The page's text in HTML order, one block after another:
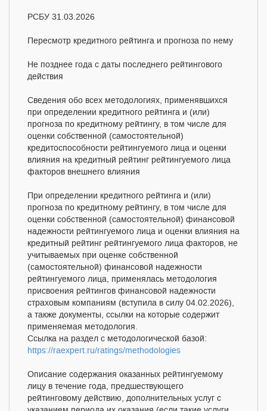
РСБУ 31.03.2026
Пересмотр кредитного рейтинга и прогноза по нему
Не позднее года с даты последнего рейтингового
действия
Сведения обо всех методологиях, применявшихся
при определении кредитного рейтинга и (или)
прогноза по кредитному рейтингу, в том числе для
оценки собственной (самостоятельной)
кредитоспособности рейтингуемого лица и оценки
влияния на кредитный рейтинг рейтингуемого лица
факторов внешнего влияния
При определении кредитного рейтинга и (или)
прогноза по кредитному рейтингу, в том числе для
оценки собственной (самостоятельной) финансовой
надежности рейтингуемого лица и оценки влияния на
кредитный рейтинг рейтингуемого лица факторов, не
учитываемых при оценке собственной
(самостоятельной) финансовой надежности
рейтингуемого лица, применялась методология
присвоения рейтингов финансовой надежности
страховым компаниям (вступила в силу 04.02.2026),
а также документы, ссылки на которые содержит
применяемая методология.
Ссылка на раздел с методологической базой:
https://raexpert.ru/ratings/methodologies
Описание содержания оказанных рейтингуемому
лицу в течение года, предшествующего
рейтинговому действию, дополнительных услуг с